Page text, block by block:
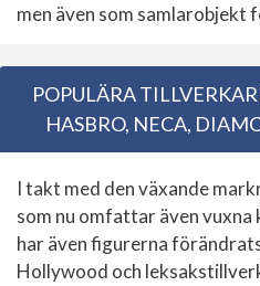
men även som samlarobjekt
POPULÄRA
HASBRO, NECA,
I takt med den växande
som nu omfattar även vuxna
har även figurerna
Hollywood och